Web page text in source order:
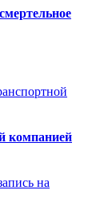
компанией